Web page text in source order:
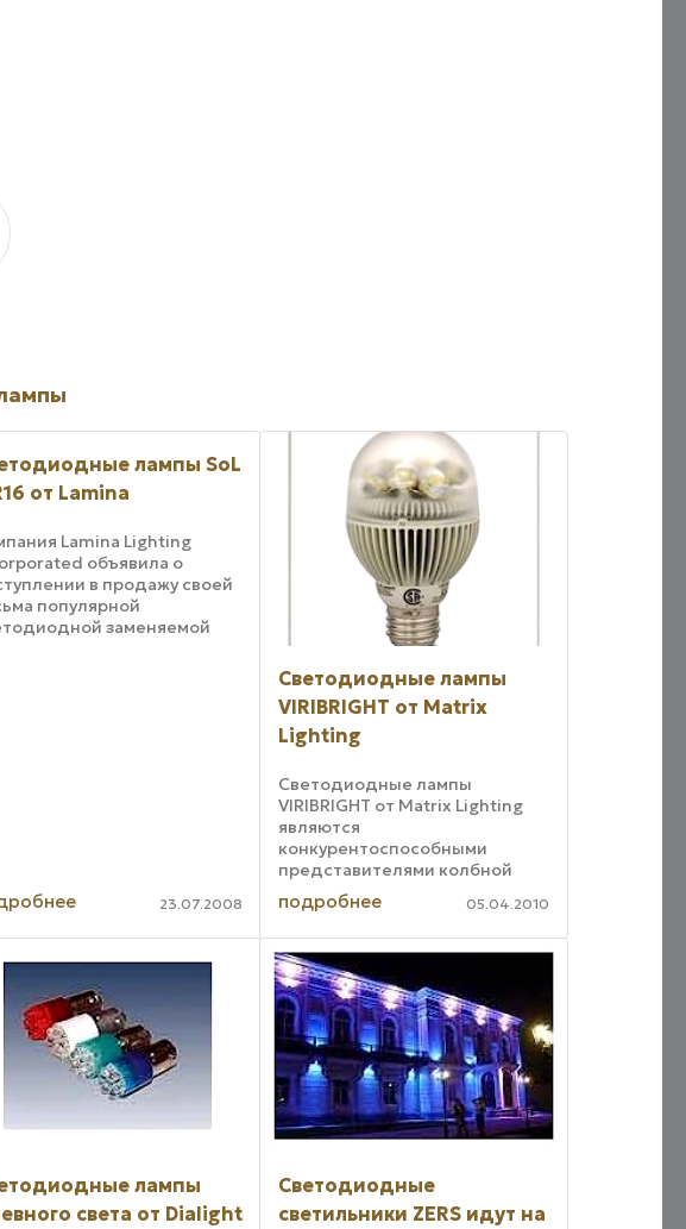
лампы SoL
от Lamina
Lamina Lighting
объявила о
в продажу своей
популярной
заменяемой
23.07.2008
Светодиодные лампы
VIRIBRIGHT от Matrix
Lighting
Светодиодные лампы
VIRIBRIGHT от Matrix Lighting
являются
конкурентоспособными
представителями колбной
группы светодиодных
источников света.
Предлагаются в качестве
экологически безопасной
осветительной альтернативы
стандартным лампам
накаливания и ...
подробнее 05.04.2010
лампы
света от Dialight
Светодиодные
светильники ZERS идут на